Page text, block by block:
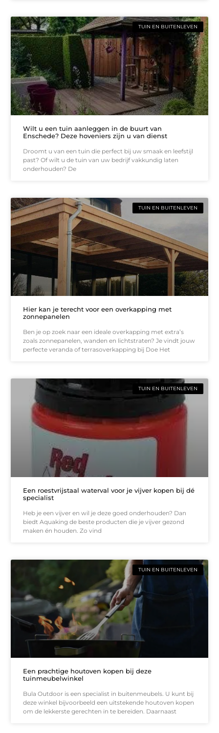
TUIN EN BUITENLEVEN
Wilt u een tuin aanleggen in de buurt van
Enschede? Deze hoveniers zijn u van dienst
Droomt u van een tuin die perfect bij uw smaak en leefstijl
past? Of wilt u de tuin van uw bedrijf vakkundig laten
onderhouden? De
TUIN EN BUITENLEVEN
Hier kan je terecht voor een overkapping met
zonnepanelen
Ben je op zoek naar een ideale overkapping met extra’s
zoals zonnepanelen, wanden en lichtstraten? Je vindt jouw
perfecte veranda of terrasoverkapping bij Doe Het
TUIN EN BUITENLEVEN
Een roestvrijstaal waterval voor je vijver kopen bij dé
specialist
Heb je een vijver en wil je deze goed onderhouden? Dan
biedt Aquaking de beste producten die je vijver gezond
maken én houden. Zo vind
TUIN EN BUITENLEVEN
Een prachtige houtoven kopen bij deze
tuinmeubelwinkel
Bula Outdoor is een specialist in buitenmeubels. U kunt bij
deze winkel bijvoorbeeld een uitstekende houtoven kopen
om de lekkerste gerechten in te bereiden. Daarnaast